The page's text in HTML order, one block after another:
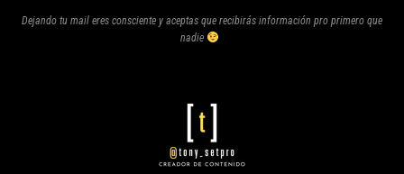
Dejando tu mail eres consciente y aceptas que recibirás información pro primero que
nadie